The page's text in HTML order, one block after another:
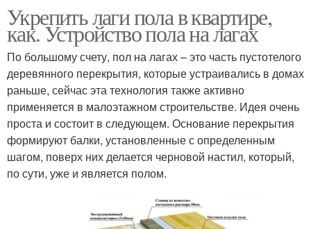
Укрепить лаги пола в квартире,
как. Устройство пола на лагах
По большому счету, пол на лагах – это часть пустотелого
деревянного перекрытия, которые устраивались в домах
раньше, сейчас эта технология также активно
применяется в малоэтажном строительстве. Идея очень
проста и состоит в следующем. Основание перекрытия
формируют балки, установленные с определенным
шагом, поверх них делается черновой настил, который,
по сути, уже и является полом.